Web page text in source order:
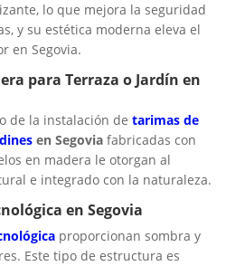
lo que mejora la seguridad
y su estética moderna eleva el
en Segovia.
para Terraza o Jardín en
de la instalación detarimas de
en Segoviafabricadas con
en madera le otorgan al
e integrado con la naturaleza.
en Segovia
proporcionan sombra y
Este tipo de estructura es